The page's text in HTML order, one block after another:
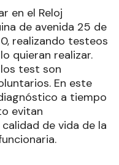
en el Reloj
de avenida 25 de
realizando testeos
quieran realizar.
test son
En este
a tiempo
evitan
de vida de la